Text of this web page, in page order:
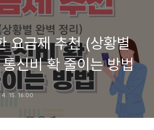
요금제 추천 (상황별
신비 확 줄이는 방법
4. 15. 16:00